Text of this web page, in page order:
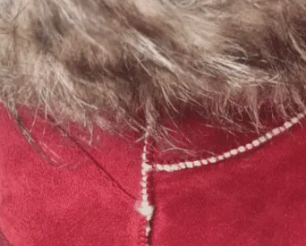
TILFØJ TIL KURV
SKU:N/A
Categories: Bamsestøvler,Nyheder ,Sko,Udsalg
🚚 Fri fragt– Ved køb for 500 kr
⏰ Hurtig levering – 1-2 hverdage til
✅ Sikkerhed– 100% Dansk webshop
🔄 Returret – 14 dages fuld returret